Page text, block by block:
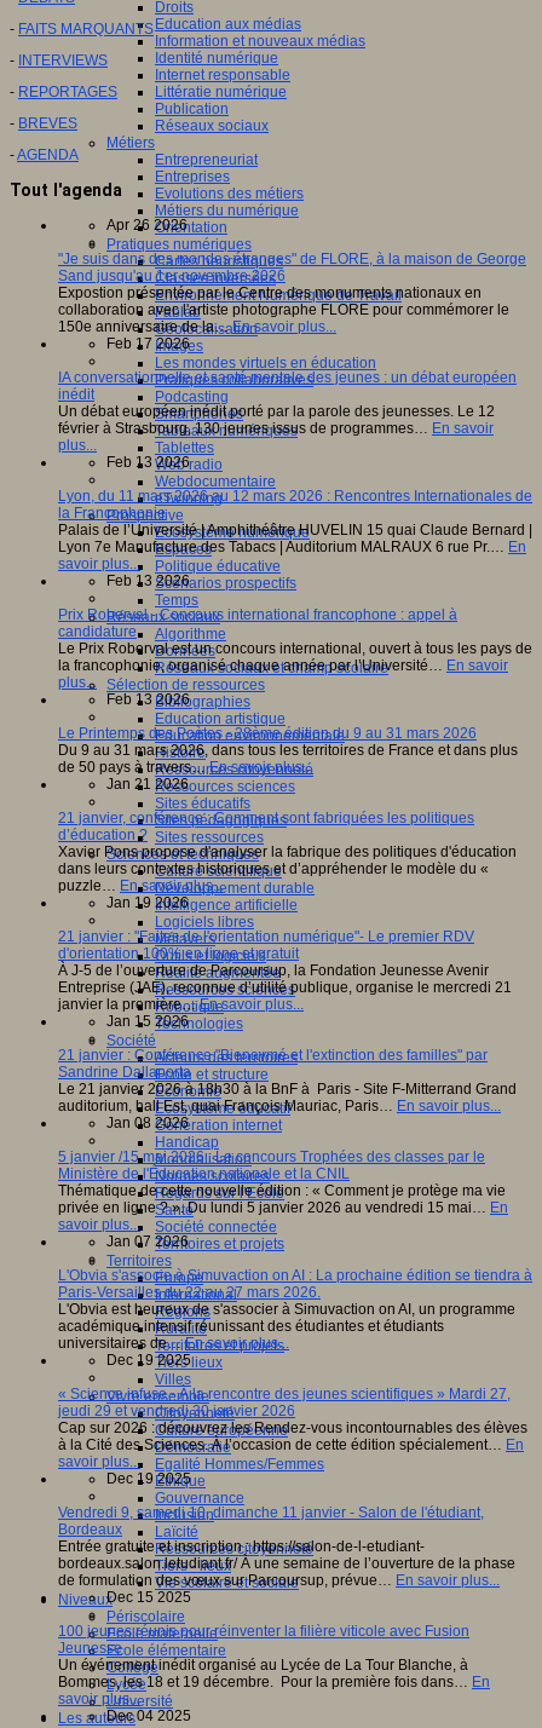
Droits
Education aux médias
Information et nouveaux médias
Identité numérique
Internet responsable
Littératie numérique
Publication
Réseaux sociaux
Métiers
Entrepreneuriat
Entreprises
Evolutions des métiers
Métiers du numérique
Orientation
Pratiques numériques
Cartes heuristiques
Classes inversées
Environnement Numérique de Travail
Fablab
Géolocalisation
Images
Les mondes virtuels en éducation
Pratiques collaboratives
Podcasting
Smartphones
Tableaux numériques
Tablettes
Web radio
Webdocumentaire
eTwinning
Prospective
Ecosystème numérique
Espaces
Politique éducative
Scénarios prospectifs
Temps
Réseaux sociaux
Algorithme
Données
Réseaux sociaux et champ scolaire
Sélection de ressources
Bibliographies
Education artistique
Education environnementale
Histoire
Ressources citoyenneté
Ressources sciences
Sites éducatifs
Sites pédagogiques
Sites ressources
Sciences et techniques
Culture scientifique
Développement durable
Intelligence artificielle
Logiciels libres
Métavers
Outils et logiciels
Réalité augmentée
Ressources sciences
Robotique
Technologies
Société
Acteurs des territoires
Ecole et structure
Economie
Ecosystème éducatif
Génération internet
Handicap
Mondialisation
Normes scolaires
Regards sur l’Ecole
Santé
Société connectée
Territoires et projets
Territoires
Europe
International
Régions
Ruralité
Territoires et projets
Tiers lieux
Villes
Vivre ensemble
Citoyenneté
Culture européenne
Démocratie
Egalité Hommes/Femmes
Ethique
Gouvernance
Inclusion
Laïcité
Ressources citoyenneté
Tiers - lieux
Vie scolaire et sociale
Niveaux
Périscolaire
Ecole maternelle
Ecole élémentaire
Collège
Lycée
Université
Les auteurs
- FAITS MARQUANTS
- INTERVIEWS
- REPORTAGES
- BREVES
-AGENDA
Tout l'agenda
Apr 26 2026
"Je suis dans des mondes étranges" de FLORE, à la maison de George
Sand jusqu'au 1er novembre 2026
Expostion présentée par le Centre des monuments nationaux en
collaboration avec l'artiste photographe FLORE pour commémorer le
150e anniversaire de la…En savoir plus...
Feb 17 2026
IA conversationnelle et santé mentale des jeunes : un débat européen
inédit
Un débat européen inédit porté par la parole des jeunesses. Le 12
février à Strasbourg, 130 jeunes issus de programmes… En savoir
plus...
Feb 13 2026
Lyon, du 11 mars 2026 au 12 mars 2026 : Rencontres Internationales de
la Francophonie
Palais de l’Université | Amphithéâtre HUVELIN 15 quai Claude Bernard |
Lyon 7e Manufacture des Tabacs | Auditorium MALRAUX 6 rue Pr.… En
savoir plus...
Feb 13 2026
Prix Roberval - Concours international francophone : appel à
candidature
Le Prix Roberval est un concours international, ouvert à tous les pays de
la francophonie, organisé chaque année par l’Université… En savoir
plus...
Feb 13 2026
Le Printemps des Poètes - 28ème édition du 9 au 31 mars 2026
Du 9 au 31 mars 2026, dans tous les territoires de France et dans plus
de 50 pays à travers…En savoir plus...
Jan 21 2026
21 janvier, conférence : Comment sont fabriquées les politiques
d’éducation ?
Xavier Pons propose d'analyser la fabrique des politiques d'éducation
dans leurs contextes historiques et d’appréhender le modèle du «
puzzle… En savoir plus...
Jan 19 2026
21 janvier : "Faites de l'orientation numérique"- Le premier RDV
d'orientation 100% en ligne et gratuit
À J-5 de l’ouverture de Parcoursup, la Fondation Jeunesse Avenir
Entreprise (JAE), reconnue d’utilité publique, organise le mercredi 21
janvier la première…En savoir plus...
Jan 15 2026
21 janvier : Conférence "Bienaymé et l'extinction des familles" par
Sandrine Dallaporta
Le 21 janvier 2026 à 18h30 à la BnF à Paris - Site F-Mitterrand Grand
auditorium, hall Est, quai François Mauriac, Paris… En savoir plus...
Jan 08 2026
5 janvier /15 mai 2026 : Le concours Trophées des classes par le
Ministère de l'Éducation nationale et la CNIL
Thématique de cette nouvelle édition : « Comment je protège ma vie
privée en ligne ? ». Du lundi 5 janvier 2026 au vendredi 15 mai… En
savoir plus...
Jan 07 2026
L'Obvia s'associe à Simuvaction on AI : La prochaine édition se tiendra à
Paris-Versailles du 22 au 27 mars 2026.
L'Obvia est heureux de s'associer à Simuvaction on AI, un programme
académique intensif réunissant des étudiantes et étudiants
universitaires de…En savoir plus...
Dec 19 2025
« Science infuse - À la rencontre des jeunes scientifiques » Mardi 27,
jeudi 29 et vendredi 30 janvier 2026
Cap sur 2026 : découvrez les Rendez-vous incontournables des élèves
à la Cité des Sciences. À l’occasion de cette édition spécialement… En
savoir plus...
Dec 19 2025
Vendredi 9, samedi 10, dimanche 11 janvier - Salon de l'étudiant,
Bordeaux
Entrée gratuite et inscription : https://salon-de-l-etudiant-
bordeaux.salon.letudiant.fr/ À une semaine de l’ouverture de la phase
de formulation des vœux sur Parcoursup, prévue… En savoir plus...
Dec 15 2025
100 jeunes réunis pour réinventer la filière viticole avec Fusion
Jeunesse
Un événement inédit organisé au Lycée de La Tour Blanche, à
Bommes, les 18 et 19 décembre. Pour la première fois dans… En
savoir plus...
Dec 04 2025